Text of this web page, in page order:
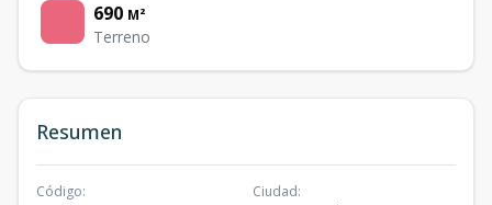
690 M²
Terreno
Resumen
Código: Ciudad: